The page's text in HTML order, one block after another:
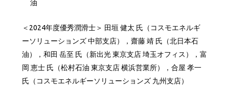
油
＜2024年度優秀潤滑士＞ 田垣 健太 氏（コスモエネルギ
ーソリューションズ 中部支店），齋藤 靖 氏（北日本石
油），和田 岳至 氏（新出光 東京支店 埼玉オフィス），富
岡 恵士 氏（松村石油 東京支店 横浜営業所），合屋 孝一
氏（コスモエネルギーソリューションズ 九州支店）